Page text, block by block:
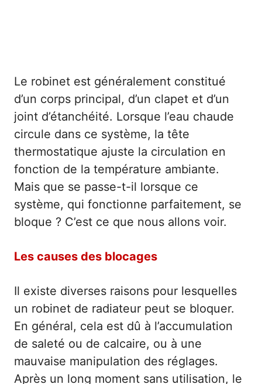
Le robinet est généralement constitué
d’un corps principal, d’un clapet et d’un
joint d’étanchéité. Lorsque l’eau chaude
circule dans ce système, la tête
thermostatique ajuste la circulation en
fonction de la température ambiante.
Mais que se passe-t-il lorsque ce
système, qui fonctionne parfaitement, se
bloque ? C’est ce que nous allons voir.
Les causes des blocages
Il existe diverses raisons pour lesquelles
un robinet de radiateur peut se bloquer.
En général, cela est dû à l’accumulation
de saleté ou de calcaire, ou à une
mauvaise manipulation des réglages.
Après un long moment sans utilisation, le